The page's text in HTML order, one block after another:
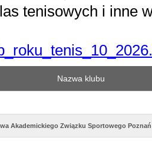
tenisowych i inne
Nazwa klubu
Akademickiego Związku Sportowego Poznań